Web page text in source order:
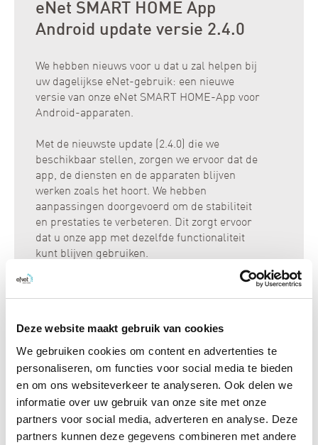
Deze website maakt gebruik van cookies
We gebruiken cookies om content en advertenties te
personaliseren, om functies voor social media te bieden
en om ons websiteverkeer te analyseren. Ook delen we
informatie over uw gebruik van onze site met onze
partners voor social media, adverteren en analyse. Deze
partners kunnen deze gegevens combineren met andere
eNet SMART HOME App
Android update versie 2.4.0
We hebben nieuws voor u dat u zal helpen bij
uw dagelijkse eNet-gebruik: een nieuwe
versie van onze eNet SMART HOME-App voor
Android-apparaten.
Met de nieuwste update (2.4.0) die we
beschikbaar stellen, zorgen we ervoor dat de
app, de diensten en de apparaten blijven
werken zoals het hoort. We hebben
aanpassingen doorgevoerd om de stabiliteit
en prestaties te verbeteren. Dit zorgt ervoor
dat u onze app met dezelfde functionaliteit
kunt blijven gebruiken.
Conrad Connect shutdown
Belangrijke informatie voor al diegenen die
hun account hebben verbonden met Conrad
Connect: De dienst van het IoT-platform